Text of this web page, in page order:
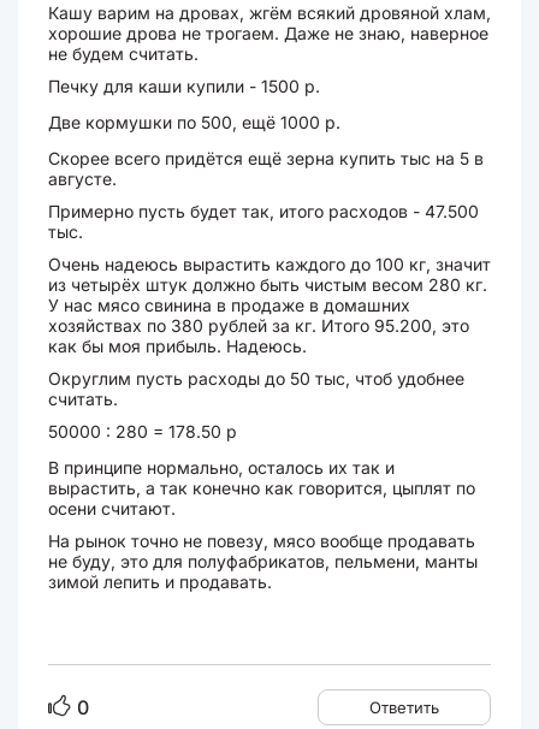
Кашу варим на дровах, жгём всякий дровяной хлам,
хорошие дрова не трогаем. Даже не знаю, наверное
не будем считать.
Печку для каши купили - 1500 р.
Две кормушки по 500, ещё 1000 р.
Скорее всего придётся ещё зерна купить тыс на 5 в
августе.
Примерно пусть будет так, итого расходов - 47.500
тыс.
Очень надеюсь вырастить каждого до 100 кг, значит
из четырёх штук должно быть чистым весом 280 кг.
У нас мясо свинина в продаже в домашних
хозяйствах по 380 рублей за кг. Итого 95.200, это
как бы моя прибыль. Надеюсь.
Округлим пусть расходы до 50 тыс, чтоб удобнее
считать.
50000 : 280 = 178.50 р
В принципе нормально, осталось их так и
вырастить, а так конечно как говорится, цыплят по
осени считают.
На рынок точно не повезу, мясо вообще продавать
не буду, это для полуфабрикатов, пельмени, манты
зимой лепить и продавать.
0 Ответить